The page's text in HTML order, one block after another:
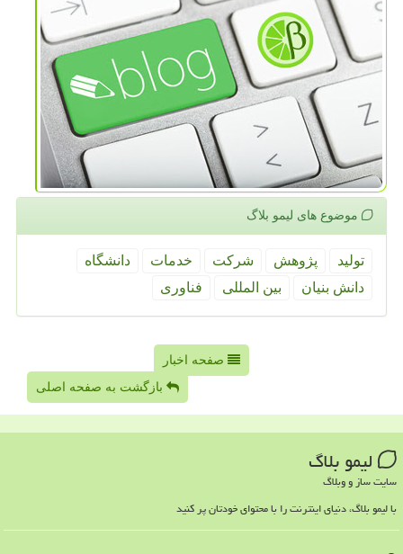
موضوع های لیمو بلاگ
تولید پژوهش شركت خدمات
دانشگاه
دانش بنیان
بین المللی فناوری
صفحه اخبار
بازگشت به صفحه اصلی
لیمو بلاگ
سایت ساز و وبلاگ
با لیمو بلاگ، دنیای اینترنت را با محتوای خودتان پر کنید